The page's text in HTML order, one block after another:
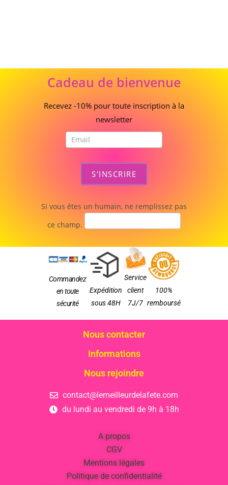
deCadeau de bienvenue
Recevez -10% pour toute inscription à la
newsletter
S'INSCRIRE
Si vous êtes un humain, ne remplissez pas
ce champ.
Commandez
en toute
sécurité
Expédition
sous 48H
Service
client
7J/7
100%
remboursé
Nous contacter
Informations
Nous rejoindre
contact@lemeilleurdelafete.com
du lundi au vendredi de 9h à 18h
A propos
CGV
Mentions légales
Politique de confidentialité